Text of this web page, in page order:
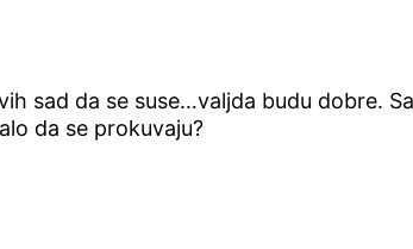
sad da se suse…valjda budu dobre.
da se prokuvaju?